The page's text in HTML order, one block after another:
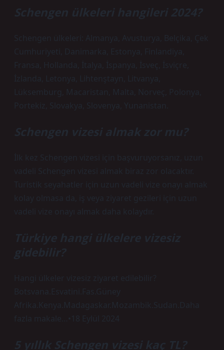
Schengen ülkeleri hangileri 2024?
Schengen ülkeleri: Almanya, Avusturya, Belçika, Çek
Cumhuriyeti, Danimarka, Estonya, Finlandiya,
Fransa, Hollanda, İtalya, İspanya, İsveç, İsviçre,
İzlanda, Letonya, Lihtenştayn, Litvanya,
Lüksemburg, Macaristan, Malta, Norveç, Polonya,
Portekiz, Slovakya, Slovenya, Yunanistan.
Schengen vizesi almak zor mu?
İlk kez Schengen vizesi için başvuruyorsanız, uzun
vadeli Schengen vizesi almak biraz zor olacaktır.
Turistik seyahatler için uzun vadeli vize onayı almak
kolay olmasa da, iş veya ziyaret gezileri için uzun
vadeli vize onayı almak daha kolaydır.
Türkiye hangi ülkelere vizesiz
gidebilir?
Hangi ülkeler vizesiz ziyaret edilebilir?
Botsvana.Esvatini.Fas.Güney
Afrika.Kenya.Madagaskar.Mozambik.Sudan.Daha
fazla makale…•18 Eylül 2024
5 yıllık Schengen vizesi kaç TL?